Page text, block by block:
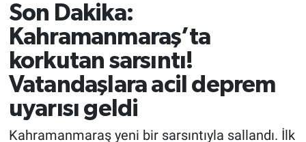
Son Dakika:
Kahramanmaraş’ta
korkutan sarsıntı!
Vatandaşlara acil deprem
uyarısı geldi
Kahramanmaraş yeni bir sarsıntıyla sallandı. İlk